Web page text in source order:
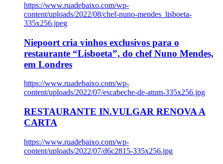
https://www.ruadebaixo.com/wp-
content/uploads/2022/08/chef-nuno-mendes_lisboeta-
335x256.jpeg
Niepoort cria vinhos exclusivos para o
restaurante “Lisboeta”, do chef Nuno Mendes,
em Londres
https://www.ruadebaixo.com/wp-
content/uploads/2022/07/escabeche-de-atum-335x256.jpg
RESTAURANTE IN.VULGAR RENOVA A
CARTA
https://www.ruadebaixo.com/wp-
content/uploads/2022/07/d6c2815-335x256.jpg